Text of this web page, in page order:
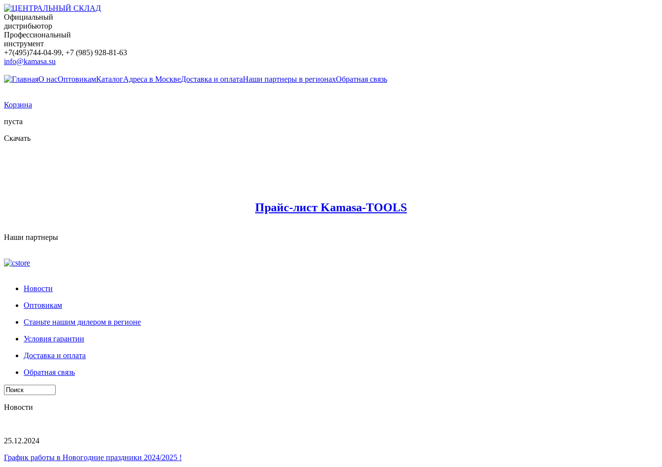
Официальный
дистрибьютор
Профессиональный
инструмент
+7(495)744-04-99, +7 (985) 928-81-63
info@kamasa.su
О насОптовикамКаталогАдреса в МосквеДоставка и оплатаНаши партнеры в регионахОбратная связь
Корзина
пуста
Скачать
Прайс-лист Kamasa-TOOLS
Наши партнеры
Новости
Оптовикам
Станьте нашим дилером в регионе
Условия гарантии
Доставка и оплата
Обратная связь
Новости
25.12.2024
График работы в Новогодние праздники 2024/2025 !